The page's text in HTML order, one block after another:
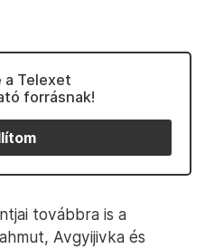
a Telexet
forrásnak!
továbbra is a
Avgyijivka és